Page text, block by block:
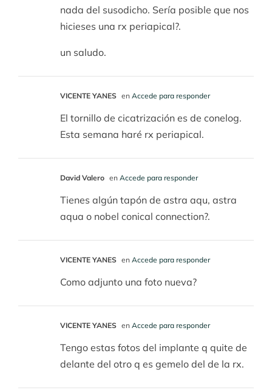
nada del susodicho. Sería posible que nos
hicieses una rx periapical?.
un saludo.
VICENTE YANES en Accede para responder
El tornillo de cicatrización es de conelog.
Esta semana haré rx periapical.
David Valero en Accede para responder
Tienes algún tapón de astra aqu, astra
aqua o nobel conical connection?.
VICENTE YANES en Accede para responder
Como adjunto una foto nueva?
VICENTE YANES en Accede para responder
Tengo estas fotos del implante q quite de
delante del otro q es gemelo del de la rx.